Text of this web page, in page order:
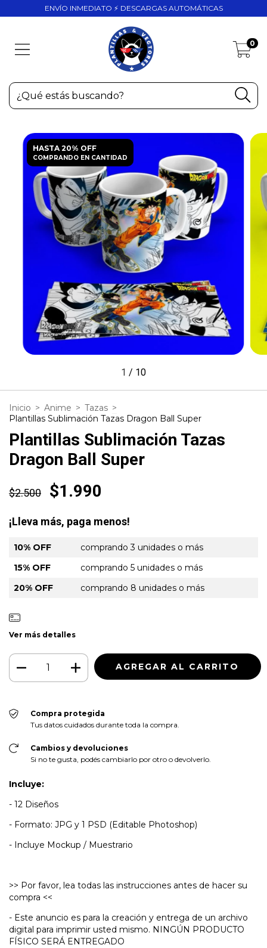
ENVÍO INMEDIATO ⚡ DESCARGAS AUTOMÁTICAS
0
HASTA 20% OFF
COMPRANDO EN CANTIDAD
1 / 10
Inicio > Anime > Tazas >
Plantillas Sublimación Tazas Dragon Ball Super
Plantillas Sublimación Tazas
Dragon Ball Super
$2.500 $1.990
¡Lleva más, paga menos!
10% OFF
comprando 3 unidades o más
15% OFF
comprando 5 unidades o más
20% OFF
comprando 8 unidades o más
Ver más detalles
Compra protegida
Tus datos cuidados durante toda la compra.
Cambios y devoluciones
Si no te gusta, podés cambiarlo por otro o devolverlo.
Incluye:
- 12 Diseños
- Formato: JPG y 1 PSD (Editable Photoshop)
- Incluye Mockup / Muestrario
>> Por favor, lea todas las instrucciones antes de hacer su
compra <<
- Este anuncio es para la creación y entrega de un archivo
digital para imprimir usted mismo. NINGÚN PRODUCTO
FÍSICO SERÁ ENTREGADO